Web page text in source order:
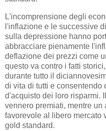
L'incomprensione degli
l'inflazione e le successive
sulla depressione hanno
abbracciare pienamente
deflazione dei prezzi come
questo va contro i fatti
durante tutto il
di vita di tutti e consentendo
d'acquisto dei loro risparmi.
vennero premiati, mentre
favorevole al libero mercato
gold standard.